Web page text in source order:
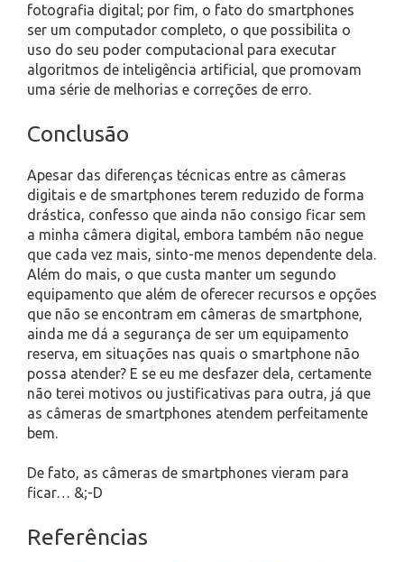
fotografia digital; por fim, o fato do smartphones
ser um computador completo, o que possibilita o
uso do seu poder computacional para executar
algoritmos de inteligência artificial, que promovam
uma série de melhorias e correções de erro.
Conclusão
Apesar das diferenças técnicas entre as câmeras
digitais e de smartphones terem reduzido de forma
drástica, confesso que ainda não consigo ficar sem
a minha câmera digital, embora também não negue
que cada vez mais, sinto-me menos dependente dela.
Além do mais, o que custa manter um segundo
equipamento que além de oferecer recursos e opções
que não se encontram em câmeras de smartphone,
ainda me dá a segurança de ser um equipamento
reserva, em situações nas quais o smartphone não
possa atender? E se eu me desfazer dela, certamente
não terei motivos ou justificativas para outra, já que
as câmeras de smartphones atendem perfeitamente
bem.
De fato, as câmeras de smartphones vieram para
ficar… &;-D
Referências